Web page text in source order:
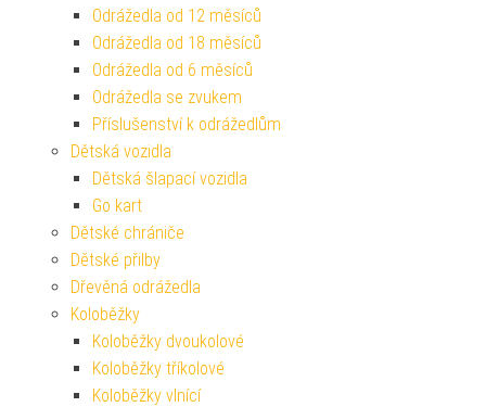
Odrážedla od 12 měsíců
Odrážedla od 18 měsíců
Odrážedla od 6 měsíců
Odrážedla se zvukem
Příslušenství k odrážedlům
Dětská vozidla
Dětská šlapací vozidla
Go kart
Dětské chrániče
Dětské přilby
Dřevěná odrážedla
Koloběžky
Koloběžky dvoukolové
Koloběžky tříkolové
Koloběžky vlnící